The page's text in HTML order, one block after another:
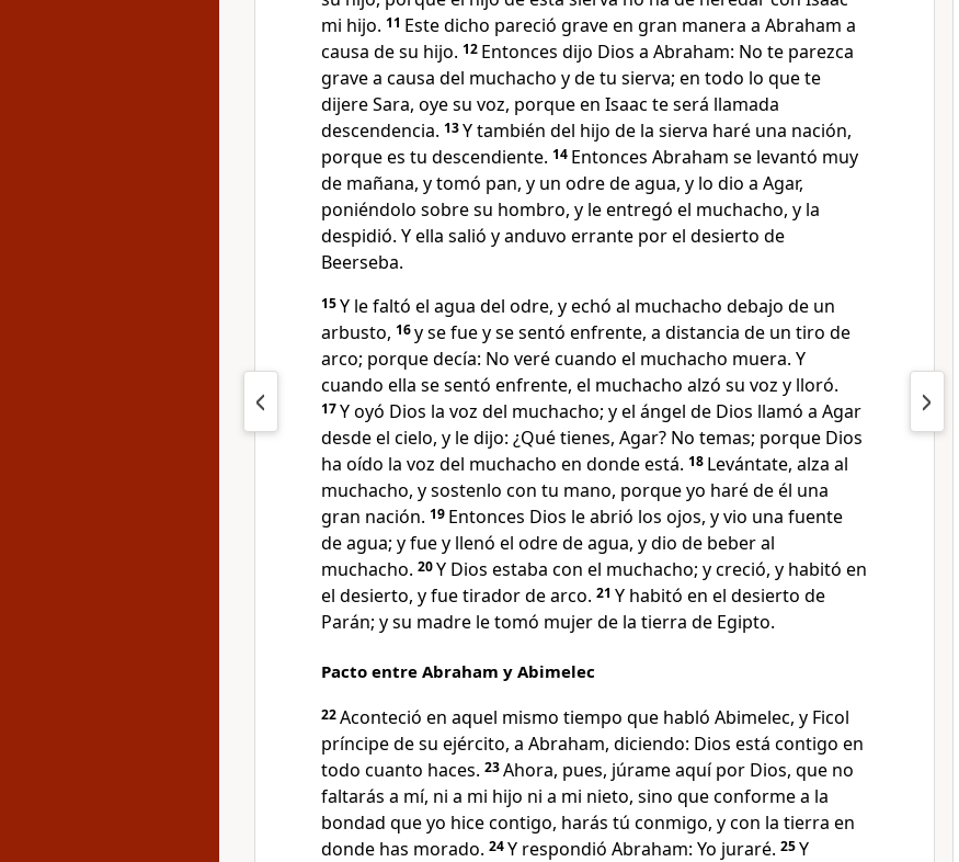
mi hijo. 11 Este dicho pareció grave en gran manera a Abraham a
causa de su hijo. 12 Entonces dijo Dios a Abraham: No te parezca
grave a causa del muchacho y de tu sierva; en todo lo que te
dijere Sara, oye su voz, porque en Isaac te será llamada
descendencia. 13Y también del hijo de la sierva haré una nación,
porque es tu descendiente. 14 Entonces Abraham se levantó muy
de mañana, y tomó pan, y un odre de agua, y lo dio a Agar,
poniéndolo sobre su hombro, y le entregó el muchacho, y la
despidió. Y ella salió y anduvo errante por el desierto de
Beerseba.
15Y le faltó el agua del odre, y echó al muchacho debajo de un
arbusto, 16y se fue y se sentó enfrente, a distancia de un tiro de
arco; porque decía: No veré cuando el muchacho muera. Y
cuando ella se sentó enfrente, el muchacho alzó su voz y lloró.
17Y oyó Dios la voz del muchacho; y el ángel de Dios llamó a Agar
desde el cielo, y le dijo: ¿Qué tienes, Agar? No temas; porque Dios
ha oído la voz del muchacho en donde está. 18 Levántate, alza al
muchacho, y sostenlo con tu mano, porque yo haré de él una
gran nación. 19 Entonces Dios le abrió los ojos, y vio una fuente
de agua; y fue y llenó el odre de agua, y dio de beber al
muchacho. 20Y Dios estaba con el muchacho; y creció, y habitó en
el desierto, y fue tirador de arco. 21 Y habitó en el desierto de
Parán; y su madre le tomó mujer de la tierra de Egipto.
Pacto entre Abraham y Abimelec
22Aconteció en aquel mismo tiempo que habló Abimelec, y Ficol
príncipe de su ejército, a Abraham, diciendo: Dios está contigo en
todo cuanto haces. 23Ahora, pues, júrame aquí por Dios, que no
faltarás a mí, ni a mi hijo ni a mi nieto, sino que conforme a la
bondad que yo hice contigo, harás tú conmigo, y con la tierra en
donde has morado. 24Y respondió Abraham: Yo juraré. 25Y